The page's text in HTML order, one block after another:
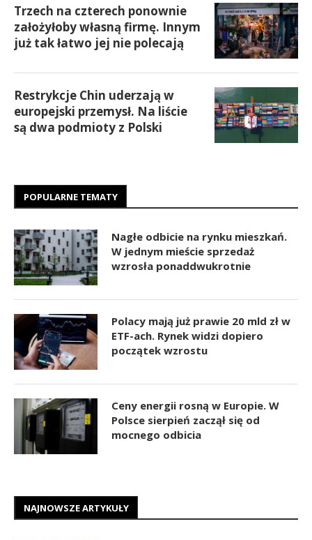
Trzech na czterech ponownie
założyłoby własną firmę. Innym
już tak łatwo jej nie polecają
Restrykcje Chin uderzają w
europejski przemysł. Na liście
są dwa podmioty z Polski
POPULARNE TEMATY
Nagłe odbicie na rynku mieszkań.
W jednym mieście sprzedaż
wzrosła ponaddwukrotnie
Polacy mają już prawie 20 mld zł w
ETF-ach. Rynek widzi dopiero
początek wzrostu
Ceny energii rosną w Europie. W
Polsce sierpień zaczął się od
mocnego odbicia
NAJNOWSZE ARTYKUŁY